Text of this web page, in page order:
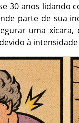
30 anos lidando
parte de sua
uma
à